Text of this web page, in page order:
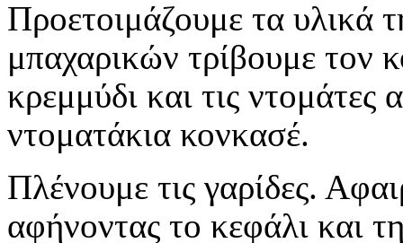
Προετοιμάζουμε τα υλικά
μπαχαρικών τρίβουμε τον
κρεμμύδι και τις
ντοματάκια κονκασέ.
Πλένουμε τις γαρίδες.
αφήνοντας το κεφάλι και